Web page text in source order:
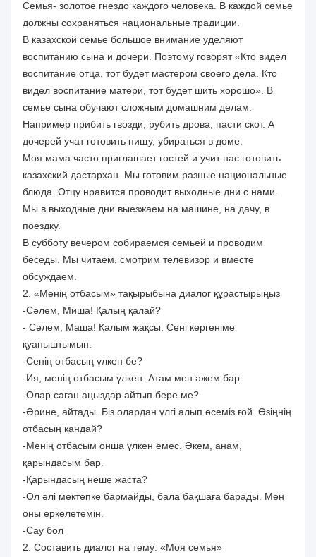
Семья- золотое гнездо каждого человека. В каждой семье
должны сохраняться национальные традиции.
В казахской семье большое внимание уделяют
воспитанию сына и дочери. Поэтому говорят «Кто видел
воспитание отца, тот будет мастером своего дела. Кто
видел воспитание матери, тот будет шить хорошо». В
семье сына обучают сложным домашним делам.
Например прибить гвозди, рубить дрова, пасти скот. А
дочерей учат готовить пищу, убираться в доме.
Моя мама часто приглашает гостей и учит нас готовить
казахский дастархан. Мы готовим разные национальные
блюда. Отцу нравится проводит выходные дни с нами.
Мы в выходные дни выезжаем на машине, на дачу, в
поездку.
В субботу вечером собираемся семьей и проводим
беседы. Мы читаем, смотрим телевизор и вместе
обсуждаем.
2. «Менің отбасым» тақырыбына диалог құрастырыңыз
-Сәлем, Миша! Қалың қалай?
- Сәлем, Маша! Қалым жақсы. Сені көргеніме
қуаныштымын.
-Сенің отбасың үлкен бе?
-Ия, менің отбасым үлкен. Атам мен әжем бар.
-Олар саған аңыздар айтып бере ме?
-Әрине, айтады. Біз олардан үлгі алып өсеміз ғой. Өзіңнің
отбасың қандай?
-Менің отбасым онша үлкен емес. Әкем, анам,
қарындасым бар.
-Қарындасың неше жаста?
-Ол әлі мектепке бармайды, бала бақшаға барады. Мен
оны еркелетемін.
-Сау бол
2. Составить диалог на тему: «Моя семья»